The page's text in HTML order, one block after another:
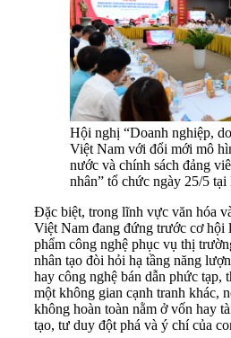
Hội nghị “Doanh nghiệp,
Việt Nam với đổi mới mô
nước và chính sách đảng
nhân” tổ chức ngày 25/5
Đặc biệt, trong lĩnh vực văn hóa
Việt Nam đang đứng trước cơ hội
phẩm công nghệ phục vụ thị
nhân tạo đòi hỏi hạ tầng năng
hay công nghệ bán dẫn phức tạp,
một không gian cạnh tranh khác,
không hoàn toàn nằm ở vốn hay
tạo, tư duy đột phá và ý chí của